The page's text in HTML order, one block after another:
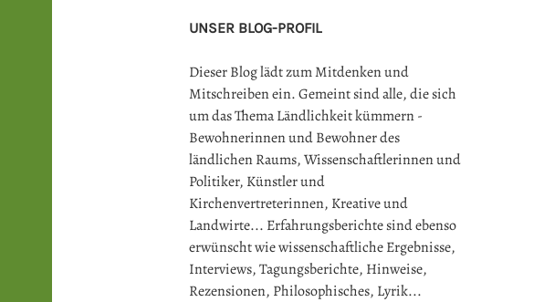
UNSER BLOG-PROFIL
Dieser Blog lädt zum Mitdenken und
Mitschreiben ein. Gemeint sind alle, die sich
um das Thema Ländlichkeit kümmern -
Bewohnerinnen und Bewohner des
ländlichen Raums, Wissenschaftlerinnen und
Politiker, Künstler und
Kirchenvertreterinnen, Kreative und
Landwirte... Erfahrungsberichte sind ebenso
erwünscht wie wissenschaftliche Ergebnisse,
Interviews, Tagungsberichte, Hinweise,
Rezensionen, Philosophisches, Lyrik...